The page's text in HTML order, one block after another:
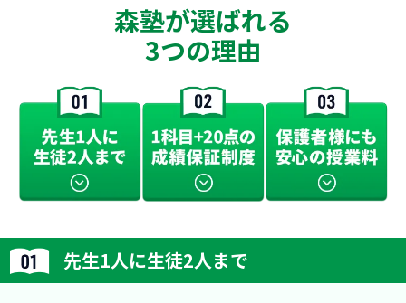
森塾が選ばれる
3つの理由
先生1人に生徒2人まで